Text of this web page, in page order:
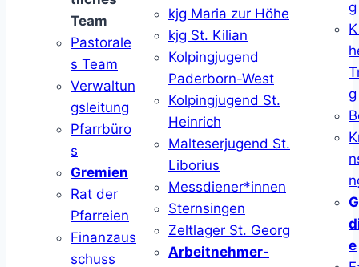
Team
Pastorale
s Team
Verwaltun
gsleitung
Pfarrbüro
s
Gremien
Rat der
Pfarreien
Finanzaus
schuss
kjg Maria zur Höhe
kjg St. Kilian
Kolpingjugend
Paderborn-West
Kolpingjugend St.
Heinrich
Malteserjugend St.
Liborius
Messdiener*innen
Sternsingen
Zeltlager St. Georg
Arbeitnehmer-
g
g
e